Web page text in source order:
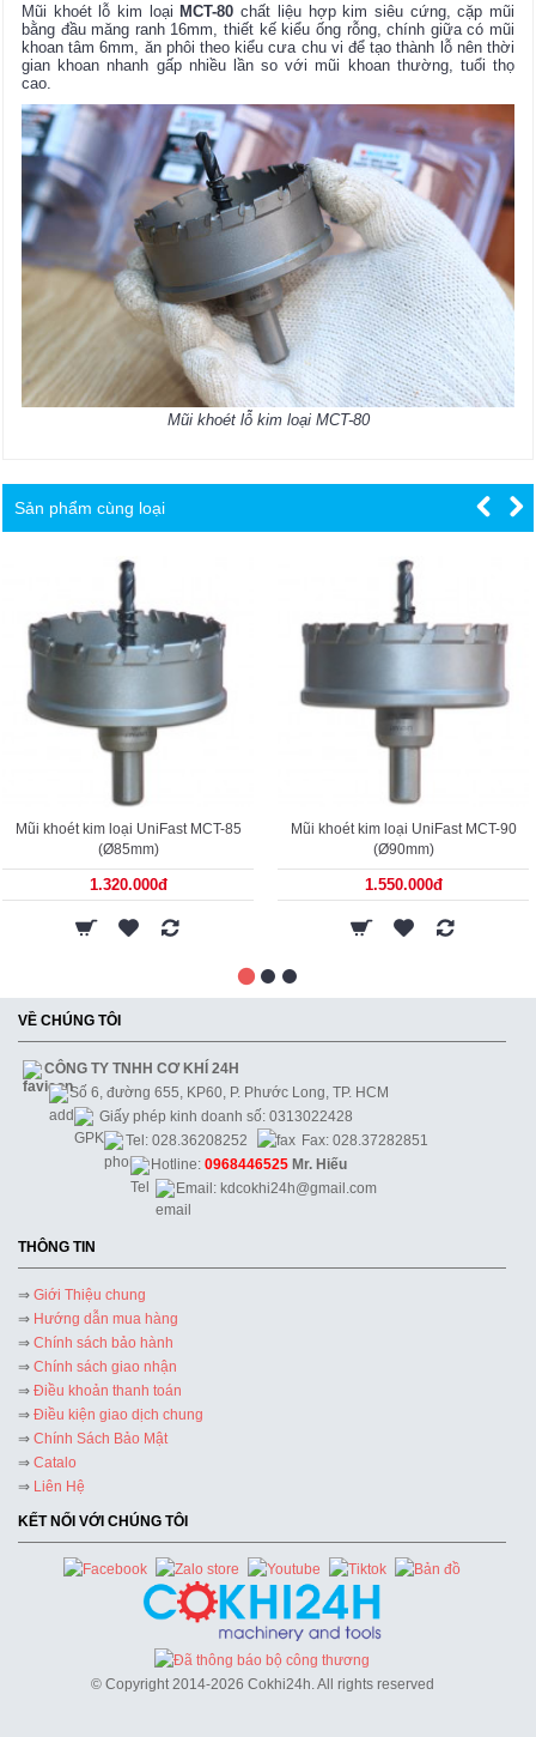
Mũi khoét lỗ kim loại MCT-80 chất liệu hợp kim siêu cứng, cặp mũi
bằng đầu măng ranh 16mm, thiết kế kiểu ống rỗng, chính giữa có mũi
khoan tâm 6mm, ăn phôi theo kiểu cưa chu vi để tạo thành lỗ nên thời
gian khoan nhanh gấp nhiều lần so với mũi khoan thường, tuổi thọ
cao.
Mũi khoét lỗ kim loại MCT-80
Sản phẩm cùng loại
Mũi khoét kim loại UniFast MCT-85
(Ø85mm)
1.320.000đ
Mũi khoét kim loại UniFast MCT-90
(Ø90mm)
1.550.000đ
VỀ CHÚNG TÔI
CÔNG TY TNHH CƠ KHÍ 24H
Số 6, đường 655, KP60, P. Phước Long, TP. HCM
Giấy phép kinh doanh số: 0313022428
Tel: 028.36208252
Fax: 028.37282851
Hotline: 0968446525 Mr. Hiếu
Email: kdcokhi24h@gmail.com
THÔNG TIN
⇒ Giới Thiệu chung
⇒ Hướng dẫn mua hàng
⇒ Chính sách bảo hành
⇒ Chính sách giao nhận
⇒ Điều khoản thanh toán
⇒ Điều kiện giao dịch chung
⇒ Chính Sách Bảo Mật
⇒ Catalo
⇒ Liên Hệ
KẾT NỐI VỚI CHÚNG TÔI
© Copyright 2014-2026 Cokhi24h. All rights reserved